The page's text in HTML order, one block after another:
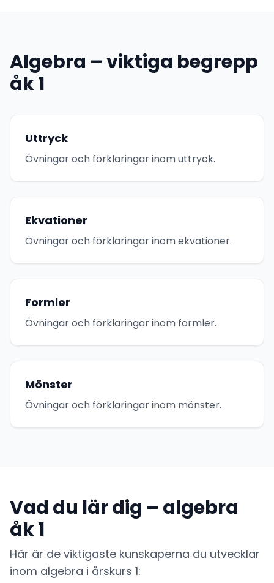
Algebra – viktiga begrepp
åk 1
Uttryck
Övningar och förklaringar inom uttryck.
Ekvationer
Övningar och förklaringar inom ekvationer.
Formler
Övningar och förklaringar inom formler.
Mönster
Övningar och förklaringar inom mönster.
Vad du lär dig – algebra
åk 1
Här är de viktigaste kunskaperna du utvecklar
inom algebra i årskurs 1: